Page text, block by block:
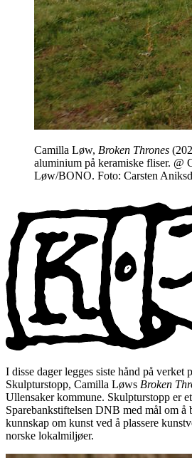
Camilla Løw, Broken Thrones
aluminium på keramiske fliser. @
Løw/BONO. Foto: Carsten
I disse dager legges siste hånd på verket
Skulpturstopp, Camilla Løws Broken
Ullensaker kommune. Skulpturstopp er
Sparebankstiftelsen DNB med mål om å
kunnskap om kunst ved å plassere
norske lokalmiljøer.